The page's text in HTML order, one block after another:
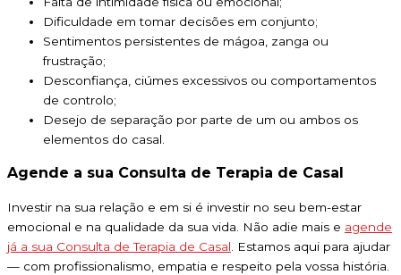
Dificuldade em tomar decisões em conjunto;
Sentimentos persistentes de mágoa, zanga ou
frustração;
Desconfiança, ciúmes excessivos ou comportamentos
de controlo;
Desejo de separação por parte de um ou ambos os
elementos do casal.
Agende a sua Consulta de Terapia de Casal
Investir na sua relação e em si é investir no seu bem-estar
emocional e na qualidade da sua vida. Não adie mais e agende
já a sua Consulta de Terapia de Casal . Estamos aqui para ajudar
— com profissionalismo, empatia e respeito pela vossa história.